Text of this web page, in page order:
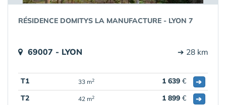
RÉSIDENCE DOMITYS LA MANUFACTURE - LYON 7
69007 - LYON ➔ 28 km
T1 33 m2 1 639 €
➔
T2
42 m2 1 899 €
➔